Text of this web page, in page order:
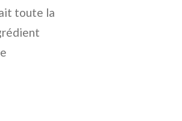
toute la